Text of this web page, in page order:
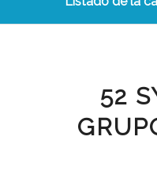
52